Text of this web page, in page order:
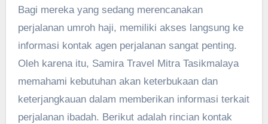
Bagi mereka yang sedang merencanakan
perjalanan umroh haji, memiliki akses langsung ke
informasi kontak agen perjalanan sangat penting.
Oleh karena itu, Samira Travel Mitra Tasikmalaya
memahami kebutuhan akan keterbukaan dan
keterjangkauan dalam memberikan informasi terkait
perjalanan ibadah. Berikut adalah rincian kontak